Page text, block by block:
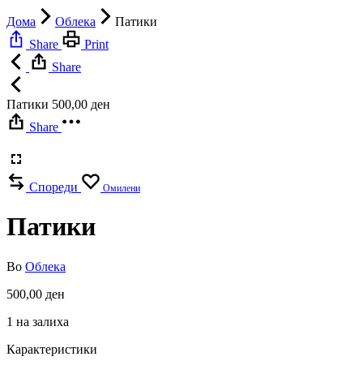
Дома Облека
Патики
Share
Print
Share
Патики 500,00 ден
Share
Спореди Омилени
Патики
Во Облека
500,00 ден
1 на залиха
Карактеристики